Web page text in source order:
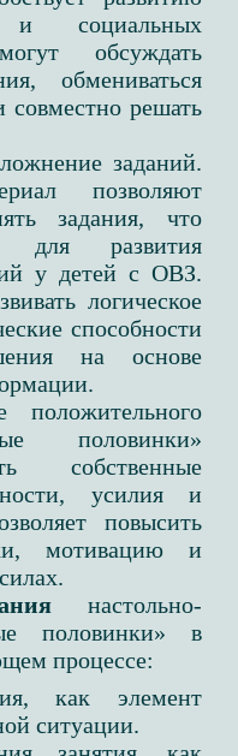
и социальных
обсуждать
обмениваться
решать
заданий.
позволяют
задания, что
для развития
у детей с ОВЗ.
логическое
способности
на основе
половинки»
собственные
усилия и
повысить
мотивацию и
настольно-
половинки» в
процессе:
как элемент
ситуации.